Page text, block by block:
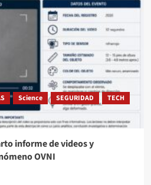
Science SEGURIDAD
TECH
informe de videos y
OVNI